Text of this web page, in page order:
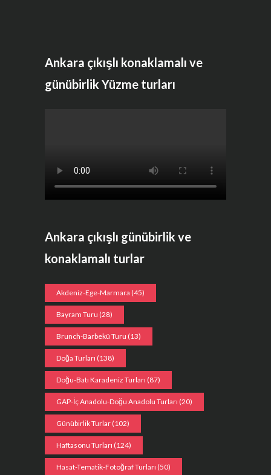
Ankara çıkışlı konaklamalı ve
günübirlik Yüzme turları
Ankara çıkışlı günübirlik ve
konaklamalı turlar
Akdeniz-Ege-Marmara (45)
Bayram Turu (28)
Brunch-Barbekü Turu (13)
Doğa Turları (138)
Doğu-Batı Karadeniz Turları (87)
GAP-İç Anadolu-Doğu Anadolu Turları (20)
Günübirlik Turlar (102)
Haftasonu Turları (124)
Hasat-Tematik-Fotoğraf Turları (50)